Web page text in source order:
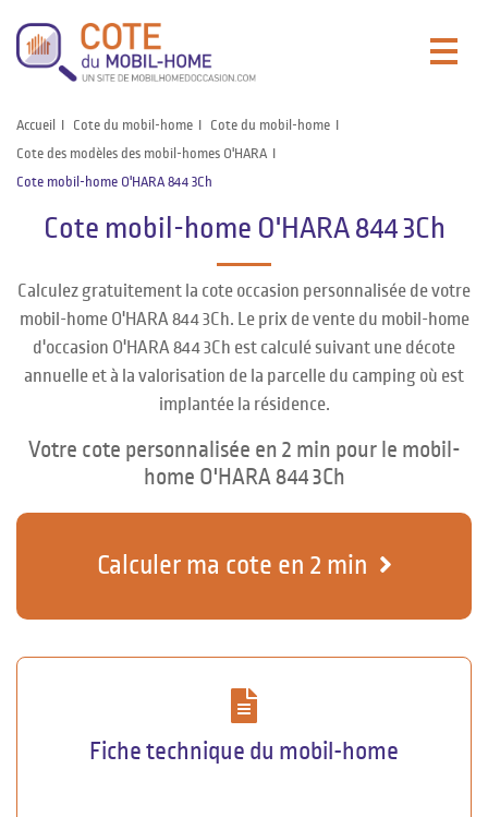
Accueil Cote du mobil-home
Cote du mobil-home
Cote des modèles des mobil-homes O'HARA
Cote mobil-home O'HARA 844 3Ch
Cote mobil-home O'HARA 844 3Ch
Calculez gratuitement la cote occasion personnalisée de votre
mobil-home O'HARA 844 3Ch. Le prix de vente du mobil-home
d'occasion O'HARA 844 3Ch est calculé suivant une décote
annuelle et à la valorisation de la parcelle du camping où est
implantée la résidence.
Votre cote personnalisée en 2 min pour le mobil-
home O'HARA 844 3Ch
Calculer ma cote en 2 min
Fiche technique du mobil-home